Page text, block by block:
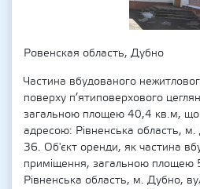
Ровенская область, Дубно
Частина вбудованого
поверху п’ятиповерхового
загальною площею 40,4 кв.м, що
адресою: Рівненська область,
36. Об'єкт оренди, як частина
приміщення, загальною площею
Рівненська область, м. Дубно,